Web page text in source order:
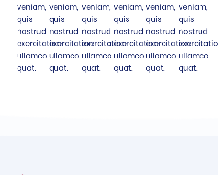
veniam,
quis
nostrud
exercitation
ullamco
quat.
veniam,
quis
nostrud
exercitation
ullamco
quat.
veniam,
quis
nostrud
exercitation
ullamco
quat.
veniam,
quis
nostrud
exercitation
ullamco
quat.
veniam,
quis
nostrud
exercitation
ullamco
quat.
veniam,
quis
nostrud
ullamco
quat.